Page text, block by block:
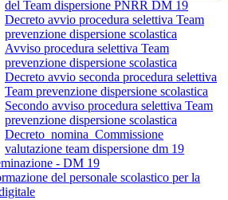
del Team dispersione PNRR DM 19
Decreto avvio procedura selettiva Team
prevenzione dispersione scolastica
Avviso procedura selettiva Team
prevenzione dispersione scolastica
Decreto avvio seconda procedura selettiva
Team prevenzione dispersione scolastica
Secondo avviso procedura selettiva Team
prevenzione dispersione scolastica
Decreto_nomina_Commissione
valutazione team dispersione dm 19
- DM 19
del personale scolastico per la